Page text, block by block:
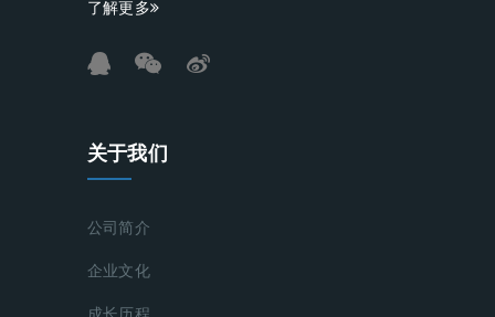
了解更多
关于我们
公司简介
企业文化